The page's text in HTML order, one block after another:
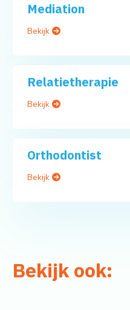
Mediation
Bekijk
Relatietherapie
Bekijk
Orthodontist
Bekijk
Bekijk ook: